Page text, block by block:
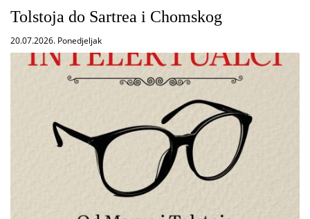
Tolstoja do Sartrea i Chomskog
20.07.2026. Ponedjeljak